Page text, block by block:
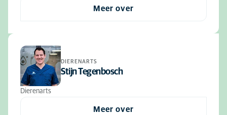
Meer over
DIERENARTS
Stijn Tegenbosch
Dierenarts
Meer over